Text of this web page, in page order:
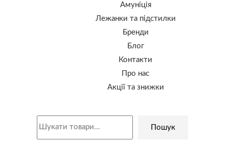
Амуніція
Лежанки та підстилки
Бренди
Блог
Контакти
Про нас
Акції та знижки
Пошук